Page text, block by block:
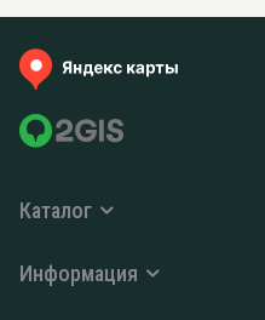
Каталог
Информация